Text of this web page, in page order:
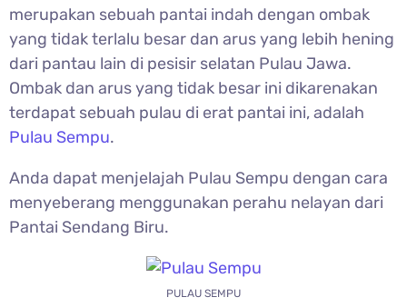
merupakan sebuah pantai indah dengan ombak
yang tidak terlalu besar dan arus yang lebih hening
dari pantau lain di pesisir selatan Pulau Jawa.
Ombak dan arus yang tidak besar ini dikarenakan
terdapat sebuah pulau di erat pantai ini, adalah
Pulau Sempu.
Anda dapat menjelajah Pulau Sempu dengan cara
menyeberang menggunakan perahu nelayan dari
Pantai Sendang Biru.
PULAU SEMPU